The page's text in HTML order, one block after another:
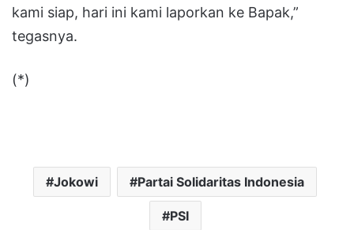
kami siap, hari ini kami laporkan ke Bapak,”
tegasnya.
(*)
Jokowi Partai Solidaritas Indonesia
PSI